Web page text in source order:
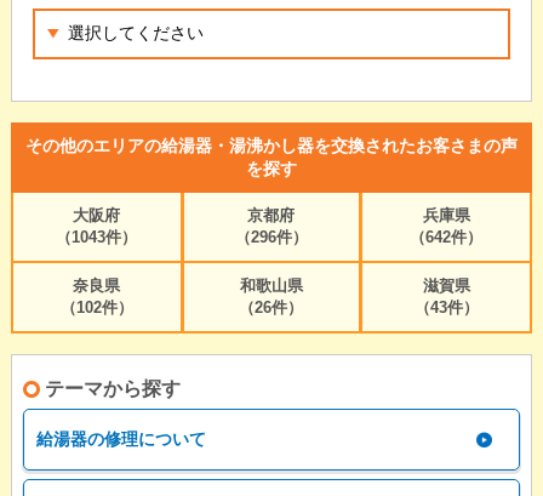
その他のエリアの給湯器・湯沸かし器を交換されたお客さまの声
を探す
大阪府
（1043件）
京都府
（296件）
兵庫県
（642件）
奈良県
（102件）
和歌山県
（26件）
滋賀県
（43件）
テーマから探す
給湯器の修理について